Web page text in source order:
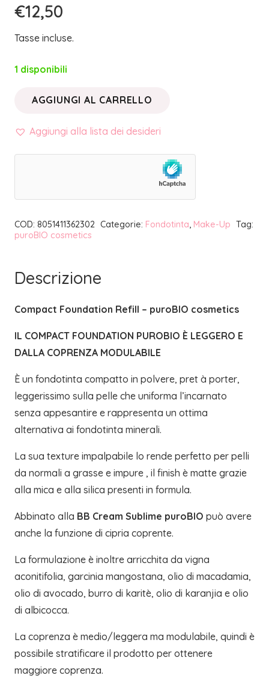
€12,50
Tasse incluse.
1 disponibili
FOUNDATION
REFILL
quantità
AGGIUNGI AL CARRELLO
Aggiungi alla lista dei desideri
COD: 8051411362302 Categorie: Fondotinta, Make-Up Tag:
puroBIO cosmetics
Descrizione
Compact Foundation Refill – puroBIO cosmetics
IL COMPACT FOUNDATION PUROBIO È LEGGERO E
DALLA COPRENZA MODULABILE
È un fondotinta compatto in polvere, pret à porter,
leggerissimo sulla pelle che uniforma l’incarnato
senza appesantire e rappresenta un ottima
alternativa ai fondotinta minerali.
La sua texture impalpabile lo rende perfetto per pelli
da normali a grasse e impure , il finish è matte grazie
alla mica e alla silica presenti in formula.
Abbinato alla BB Cream Sublime puroBIO può avere
anche la funzione di cipria coprente.
La formulazione è inoltre arricchita da vigna
aconitifolia, garcinia mangostana, olio di macadamia,
olio di avocado, burro di karitè, olio di karanjia e olio
di albicocca.
La coprenza è medio/leggera ma modulabile, quindi è
possibile stratificare il prodotto per ottenere
maggiore coprenza.